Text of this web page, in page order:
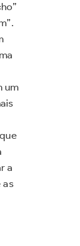
um
a
as